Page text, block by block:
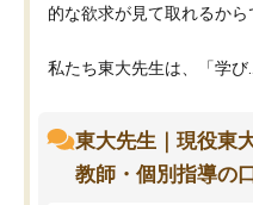
的な欲求が見て取れるから
私たち東大先生は、「学び...
東大先生｜現役東
教師・個別指導の